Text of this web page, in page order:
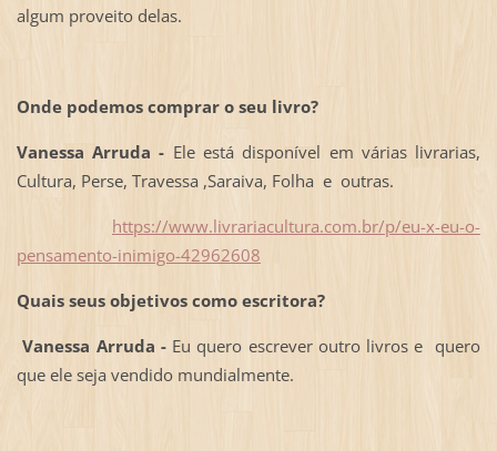
algum proveito delas.
Onde podemos comprar o seu livro?
Vanessa Arruda - Ele está disponível em várias livrarias,
Cultura, Perse, Travessa ,Saraiva, Folha e outras.
https://www.livrariacultura.com.br/p/eu-x-eu-o-
pensamento-inimigo-42962608
Quais seus objetivos como escritora?
Vanessa Arruda -Eu quero escrever outro livros e quero
que ele seja vendido mundialmente.